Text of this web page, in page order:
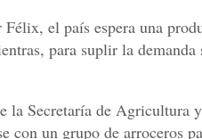
Félix, el país espera una
para suplir la demanda
la Secretaría de Agricultura
con un grupo de arroceros